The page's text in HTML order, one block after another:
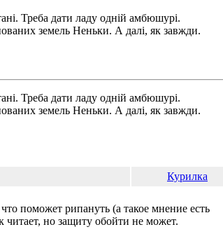
Треба дати ладу одній амбюшурі.
земель Неньки. А далі, як завжди.
Треба дати ладу одній амбюшурі.
земель Неньки. А далі, як завжди.
Курилка
поможет рипануть (а такое мнение есть
но защиту обойти не может.